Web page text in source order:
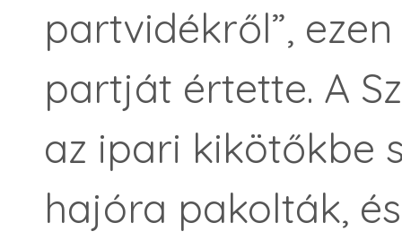
partvidékről”,
partját értette. A
az ipari kikötőkbe
hajóra pakolták,